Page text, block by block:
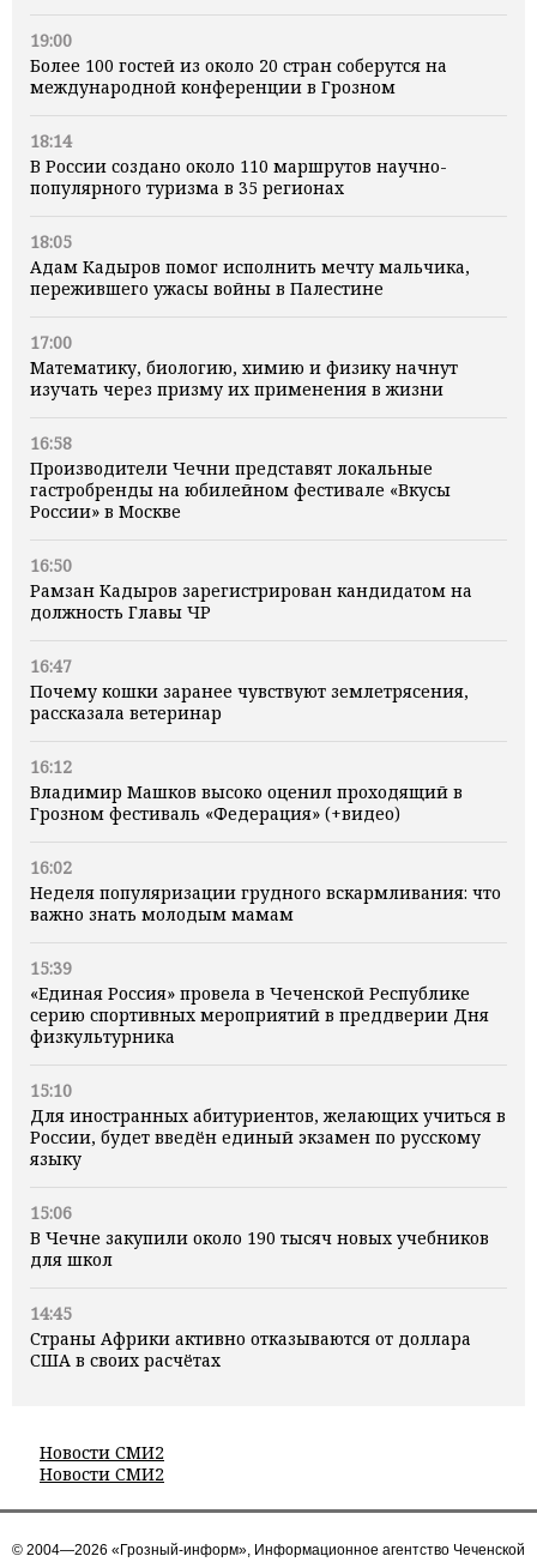
19:00
Более 100 гостей из около 20 стран соберутся на
международной конференции в Грозном
18:14
В России создано около 110 маршрутов научно-
популярного туризма в 35 регионах
18:05
Адам Кадыров помог исполнить мечту мальчика,
пережившего ужасы войны в Палестине
17:00
Математику, биологию, химию и физику начнут
изучать через призму их применения в жизни
16:58
Производители Чечни представят локальные
гастробренды на юбилейном фестивале «Вкусы
России» в Москве
16:50
Рамзан Кадыров зарегистрирован кандидатом на
должность Главы ЧР
16:47
Почему кошки заранее чувствуют землетрясения,
рассказала ветеринар
16:12
Владимир Машков высоко оценил проходящий в
Грозном фестиваль «Федерация» (+видео)
16:02
Неделя популяризации грудного вскармливания: что
важно знать молодым мамам
15:39
«Единая Россия» провела в Чеченской Республике
серию спортивных мероприятий в преддверии Дня
физкультурника
15:10
Для иностранных абитуриентов, желающих учиться в
России, будет введён единый экзамен по русскому
языку
15:06
В Чечне закупили около 190 тысяч новых учебников
для школ
14:45
Страны Африки активно отказываются от доллара
США в своих расчётах
Новости СМИ2
Новости СМИ2
© 2004—2026 «Грозный-информ», Информационное агентство Чеченской